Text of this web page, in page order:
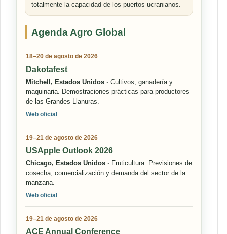
totalmente la capacidad de los puertos ucranianos.
Agenda Agro Global
18–20 de agosto de 2026
Dakotafest
Mitchell, Estados Unidos · Cultivos, ganadería y
maquinaria. Demostraciones prácticas para productores
de las Grandes Llanuras.
Web oficial
19–21 de agosto de 2026
USApple Outlook 2026
Chicago, Estados Unidos · Fruticultura. Previsiones de
cosecha, comercialización y demanda del sector de la
manzana.
Web oficial
19–21 de agosto de 2026
ACE Annual Conference